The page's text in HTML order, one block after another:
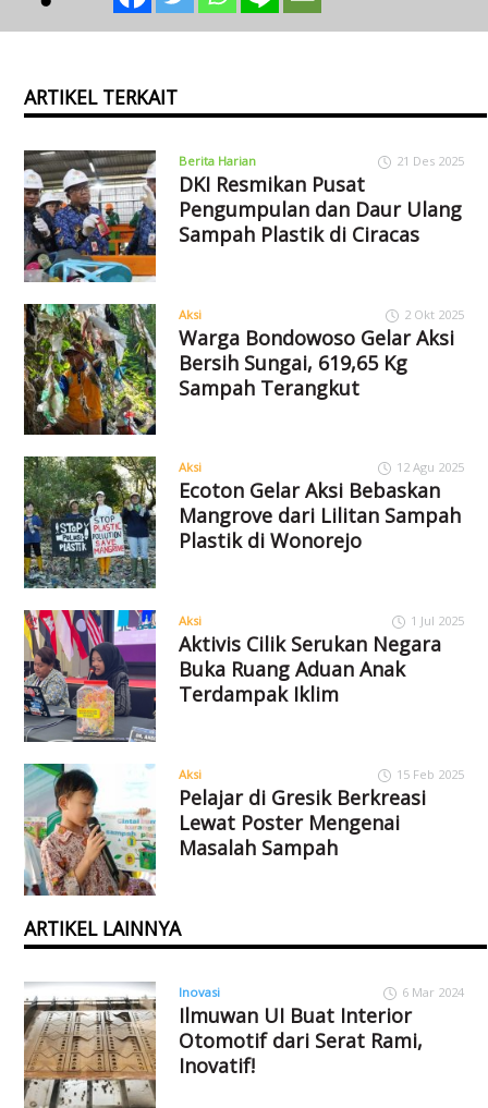
ARTIKEL TERKAIT
Berita Harian 21 Des 2025
DKI Resmikan Pusat
Pengumpulan dan Daur Ulang
Sampah Plastik di Ciracas
Aksi 2 Okt 2025
Warga Bondowoso Gelar Aksi
Bersih Sungai, 619,65 Kg
Sampah Terangkut
Aksi 12 Agu 2025
Ecoton Gelar Aksi Bebaskan
Mangrove dari Lilitan Sampah
Plastik di Wonorejo
Aksi 1 Jul 2025
Aktivis Cilik Serukan Negara
Buka Ruang Aduan Anak
Terdampak Iklim
Aksi 15 Feb 2025
Pelajar di Gresik Berkreasi
Lewat Poster Mengenai
Masalah Sampah
ARTIKEL LAINNYA
Inovasi 6 Mar 2024
Ilmuwan UI Buat Interior
Otomotif dari Serat Rami,
Inovatif!